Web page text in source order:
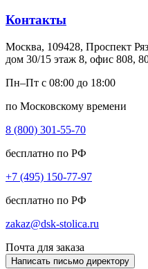
Контакты
Москва, 109428, Проспект
дом 30/15 этаж 8, офис 808,
Пн–Пт с 08:00 до 18:00
по Московскому времени
8 (800) 301-55-70
бесплатно по РФ
+7 (495) 150-77-97
бесплатно по РФ
zakaz@dsk-stolica.ru
Почта для заказа
Написать письмо директору